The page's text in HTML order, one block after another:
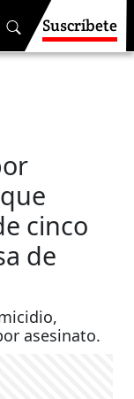
Suscríbete
cinco
de
asesinato.